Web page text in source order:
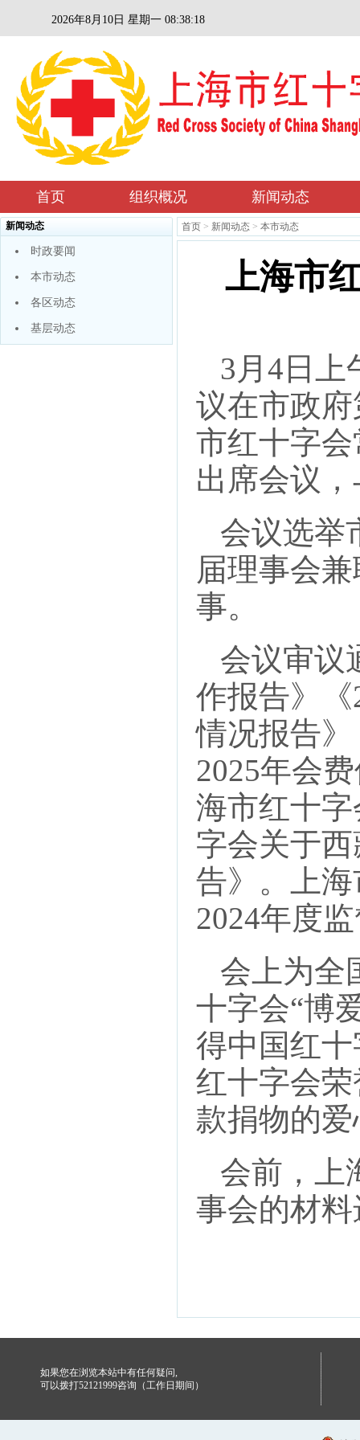
2026年8月10日 星期一 08:38:19
首页 组织概况 新闻动态
新闻动态
时政要闻
本市动态
各区动态
基层动态
首页 > 新闻动态 > 本市动态
上海市
3月4日上
议在市政
市红十字
出席会议
会议选举
届理事会
事。
会议审议
作报告》
情况报告
2025年会
海市红十
字会关于
告》。上
2024年度
会上为全
十字会“博
得中国红
红十字会
款捐物的
会前，上
事会的材
如果您在浏览本站中有任何疑问,
可以拨打52121999咨询（工作日期间）